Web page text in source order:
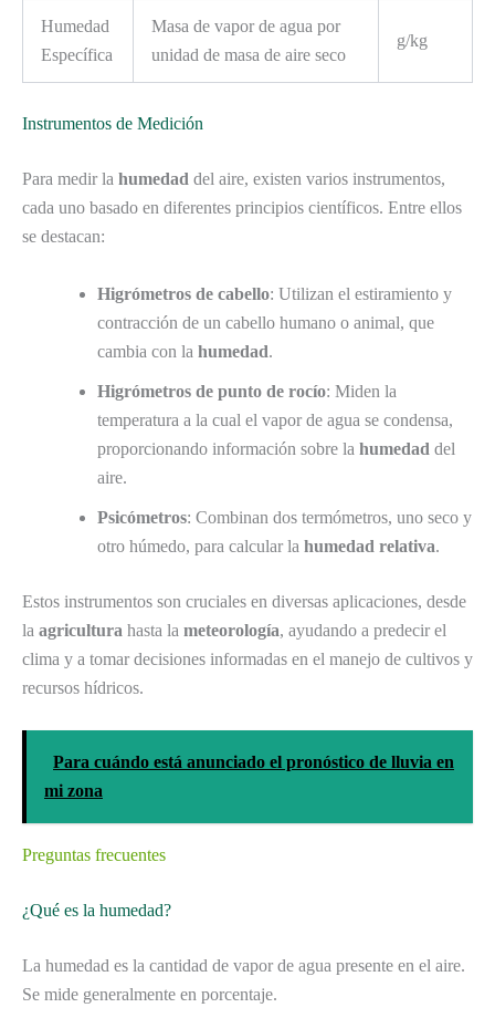
Humedad
Específica
Masa de vapor de agua por
unidad de masa de aire seco
g/kg
Instrumentos de Medición
Para medir la humedad del aire, existen varios instrumentos,
cada uno basado en diferentes principios científicos. Entre ellos
se destacan:
Higrómetros de cabello: Utilizan el estiramiento y
contracción de un cabello humano o animal, que
cambia con la humedad.
Higrómetros de punto de rocío: Miden la
temperatura a la cual el vapor de agua se condensa,
proporcionando información sobre la humedad del
aire.
Psicómetros: Combinan dos termómetros, uno seco y
otro húmedo, para calcular la humedad relativa.
Estos instrumentos son cruciales en diversas aplicaciones, desde
la agricultura hasta la meteorología, ayudando a predecir el
clima y a tomar decisiones informadas en el manejo de cultivos y
recursos hídricos.
Para cuándo está anunciado el pronóstico de lluvia en
mi zona
Preguntas frecuentes
¿Qué es la humedad?
La humedad es la cantidad de vapor de agua presente en el aire.
Se mide generalmente en porcentaje.